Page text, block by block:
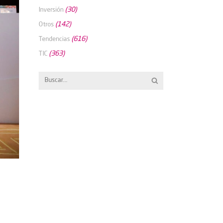
Inversión (30)
Otros (142)
Tendencias (616)
TIC (363)